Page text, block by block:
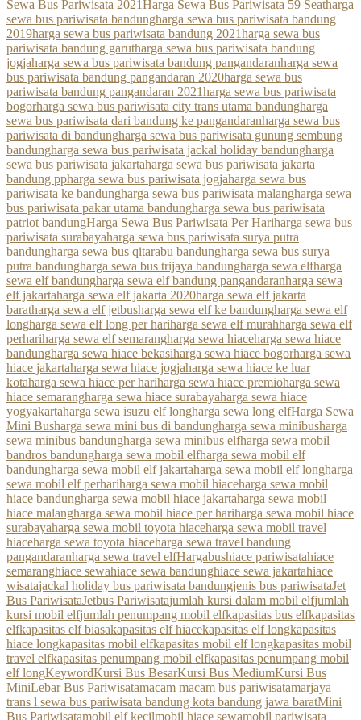
Sewa Bus Pariwisata 2021Harga Sewa Bus Pariwisata 59 Seatharga
sewa bus pariwisata bandungharga sewa bus pariwisata bandung
2019harga sewa bus pariwisata bandung 2021harga sewa bus
pariwisata bandung garutharga sewa bus pariwisata bandung
jogjaharga sewa bus pariwisata bandung pangandaranharga sewa
bus pariwisata bandung pangandaran 2020harga sewa bus
pariwisata bandung pangandaran 2021harga sewa bus pariwisata
bogorharga sewa bus pariwisata city trans utama bandungharga
sewa bus pariwisata dari bandung ke pangandaranharga sewa bus
pariwisata di bandungharga sewa bus pariwisata gunung sembung
bandungharga sewa bus pariwisata jackal holiday bandungharga
sewa bus pariwisata jakartaharga sewa bus pariwisata jakarta
bandung ppharga sewa bus pariwisata jogjaharga sewa bus
pariwisata ke bandungharga sewa bus pariwisata malangharga sewa
bus pariwisata pakar utama bandungharga sewa bus pariwisata
patriot bandungHarga Sewa Bus Pariwisata Per Hariharga sewa bus
pariwisata surabayaharga sewa bus pariwisata surya putra
bandungharga sewa bus qitarabu bandungharga sewa bus surya
putra bandungharga sewa bus trijaya bandungharga sewa elfharga
sewa elf bandungharga sewa elf bandung pangandaranharga sewa
elf jakartaharga sewa elf jakarta 2020harga sewa elf jakarta
baratharga sewa elf jetbusharga sewa elf ke bandungharga sewa elf
longharga sewa elf long per hariharga sewa elf murahharga sewa elf
perhariharga sewa elf semarangharga sewa hiaceharga sewa hiace
bandungharga sewa hiace bekasiharga sewa hiace bogorharga sewa
hiace jakartaharga sewa hiace jogjaharga sewa hiace ke luar
kotaharga sewa hiace per hariharga sewa hiace premioharga sewa
hiace semarangharga sewa hiace surabayaharga sewa hiace
yogyakartaharga sewa isuzu elf longharga sewa long elfHarga Sewa
Mini Busharga sewa mini bus di bandungharga sewa minibusharga
sewa minibus bandungharga sewa minibus elfharga sewa mobil
bandros bandungharga sewa mobil elfharga sewa mobil elf
bandungharga sewa mobil elf jakartaharga sewa mobil elf longharga
sewa mobil elf perhariharga sewa mobil hiaceharga sewa mobil
hiace bandungharga sewa mobil hiace jakartaharga sewa mobil
hiace malangharga sewa mobil hiace per hariharga sewa mobil hiace
surabayaharga sewa mobil toyota hiaceharga sewa mobil travel
hiaceharga sewa toyota hiaceharga sewa travel bandung
pangandaranharga sewa travel elfHargabushiace pariwisatahiace
semaranghiace sewahiace sewa bandunghiace sewa jakartahiace
wisatajackal holiday bus pariwisata bandungjenis bus pariwisataJet
Bus PariwisataJetbus Pariwisatajumlah kursi dalam mobil elfjumlah
kursi mobil elfjumlah penumpang mobil elfkapasitas bus elfkapasitas
elfkapasitas elf biasakapasitas elf hiacekapasitas elf longkapasitas
hiace longkapasitas mobil elfkapasitas mobil elf longkapasitas mobil
travel elfkapasitas penumpang mobil elfkapasitas penumpang mobil
elf longKeywordKursi Bus BesarKursi Bus MediumKursi Bus
MiniLebar Bus Pariwisatamacam macam bus pariwisatamarjaya
trans l sewa bus pariwisata bandung kota bandung jawa baratMini
Bus Pariwisatamobil elf kecilmobil hiace sewamobil pariwisata